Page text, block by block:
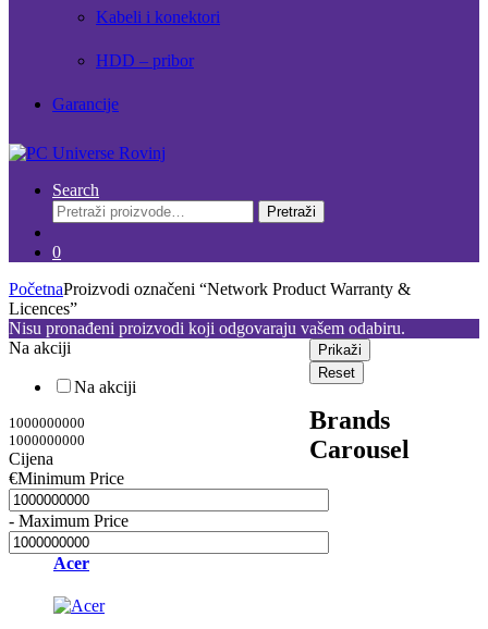
Kabeli i konektori
HDD – pribor
Garancije
Search
Pretraži:
Pretraži
0
PočetnaProizvodi označeni “Network Product Warranty &
Licences”
Nisu pronađeni proizvodi koji odgovaraju vašem odabiru.
Na akciji
Na akciji
1000000000
1000000000
Cijena
€Minimum Price
- Maximum Price
Prikaži
Reset
Brands
Carousel
Acer